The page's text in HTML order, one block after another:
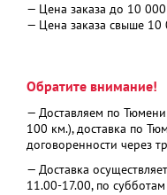
— Цена заказа до 10
— Цена заказа свыше
Обратите внимание!
— Доставляем по
100 км.), доставка по
договоренности через
— Доставка
11.00-17.00, по